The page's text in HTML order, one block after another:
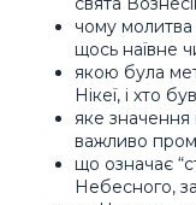
чому
щось наївне
якою була
Нікеї, і хто
яке значення
важливо
що означає
Небесного,